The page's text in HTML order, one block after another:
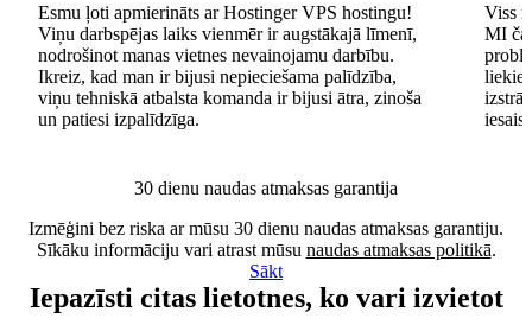
Esmu ļoti apmierināts ar Hostinger VPS hostingu!
Viņu darbspējas laiks vienmēr ir augstākajā līmenī,
nodrošinot manas vietnes nevainojamu darbību.
Ikreiz, kad man ir bijusi nepieciešama palīdzība,
viņu tehniskā atbalsta komanda ir bijusi ātra, zinoša
un patiesi izpalīdzīga.
Viss
MI
30 dienu naudas atmaksas garantija
Izmēģini bez riska ar mūsu 30 dienu naudas atmaksas garantiju.
Sīkāku informāciju vari atrast mūsu naudas atmaksas politikā.
Sākt
Iepazīsti citas lietotnes, ko vari izvietot